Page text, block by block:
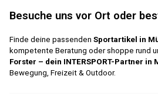
Besuche uns vor Ort oder
Finde deine passenden Sportartikel in
kompetente Beratung oder shoppe rund
Forster – dein INTERSPORT-Partner in
Bewegung, Freizeit & Outdoor.